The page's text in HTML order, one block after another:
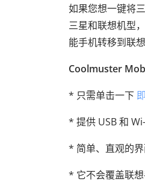
如果您想一键将
三星和联想机型
能手机转移到联想
Coolmuster
* 只需单击一下
* 提供 USB 和 Wi-
* 简单、直观的界
* 它不会覆盖联想